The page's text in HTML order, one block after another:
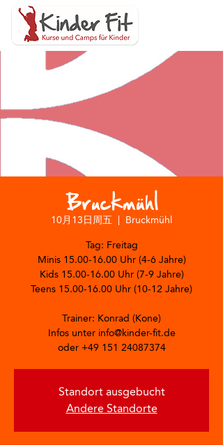
Bruckmühl
10月13日周五 Bruckmühl
Tag: Freitag
Minis 15.00-16.00 Uhr (4-6 Jahre)
Kids 15.00-16.00 Uhr (7-9 Jahre)
Teens 15.00-16.00 Uhr (10-12 Jahre)
Trainer: Konrad (Kone)
Infos unter info@kinder-fit.de
oder +49 151 24087374
Standort ausgebucht
Andere Standorte